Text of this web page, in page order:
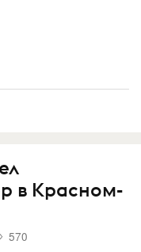
в Красном-
570